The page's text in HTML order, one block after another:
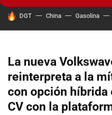
HOY SE HABLA DE
DGT China Gasolina
La nueva
reinterpreta a la
con opción híbrida
CV con la